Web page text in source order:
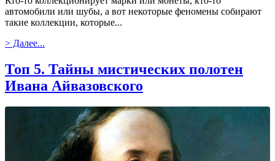
автомобили или шубы, а вот некоторые феномены собирают
такие коллекции, которые...
> Далее...
Топ 5. Тайны мистических полотен
Ивана Айвазовского